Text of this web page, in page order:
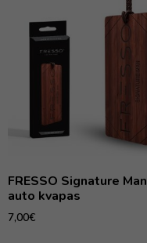
FRESSO Signature Man
auto kvapas
7,00€